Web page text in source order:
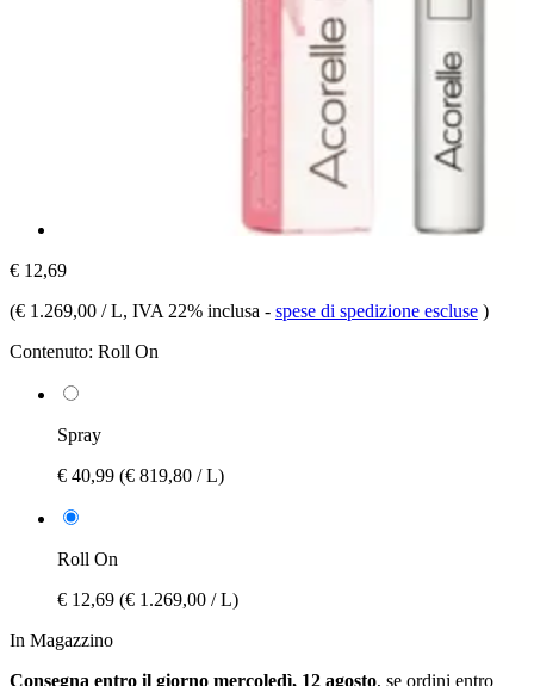
€ 12,69
(€ 1.269,00 / L, IVA 22% inclusa - spese di spedizione escluse )
Contenuto: Roll On
Spray
€ 40,99 (€ 819,80 / L)
Roll On
€ 12,69 (€ 1.269,00 / L)
In Magazzino
Consegna entro il giorno mercoledì, 12 agosto, se ordini entro